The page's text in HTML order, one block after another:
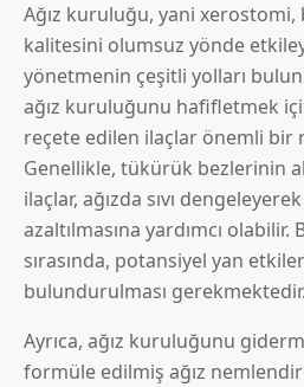
Ağız kuruluğu, yani
kalitesini olumsuz yönde
yönetmenin çeşitli yolları
ağız kuruluğunu hafifletmek
reçete edilen ilaçlar önemli bir
Genellikle, tükürük bezlerinin
ilaçlar, ağızda sıvı
azaltılmasına yardımcı olabilir.
sırasında, potansiyel yan
bulundurulması gerekmektedir.
Ayrıca, ağız kuruluğunu
formüle edilmiş ağız